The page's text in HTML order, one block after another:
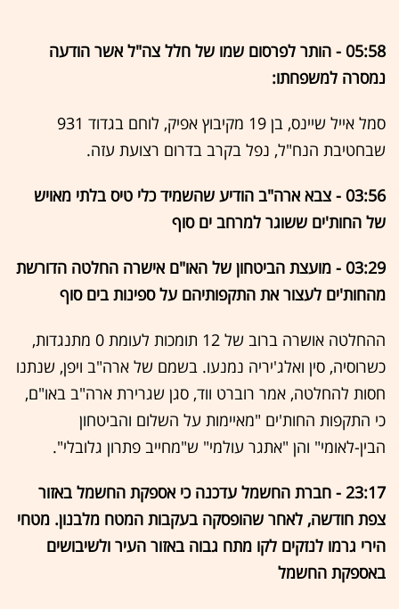
05:58 - הותר לפרסום שמו של חלל צה"ל אשר הודעה
נמסרה למשפחתו:
סמל אייל שיינס, בן 19 מקיבוץ אפיק, לוחם בגדוד 931
שבחטיבת הנח"ל, נפל בקרב בדרום רצועת עזה.
03:56 - צבא ארה"ב הודיע שהשמיד כלי טיס בלתי מאויש
של החות'ים ששוגר למרחב ים סוף
03:29 - מועצת הביטחון של האו"ם אישרה החלטה הדורשת
מהחות'ים לעצור את התקפותיהם על ספינות בים סוף
ההחלטה אושרה ברוב של 12 תומכות לעומת 0 מתנגדות,
כשרוסיה, סין ואלג'יריה נמנעו. בשמם של ארה"ב ויפן, שנתנו
חסות להחלטה, אמר רוברט ווד, סגן שגרירת ארה"ב באו"ם,
כי התקפות החות'ים "מאיימות על השלום והביטחון
הבין-לאומי" והן "אתגר עולמי" ש"מחייב פתרון גלובלי".
23:17 - חברת החשמל עדכנה כי אספקת החשמל באזור
צפת חודשה, לאחר שהופסקה בעקבות המטח מלבנון. מטחי
הירי גרמו לנזקים לקו מתח גבוה באזור העיר ולשיבושים
באספקת החשמל